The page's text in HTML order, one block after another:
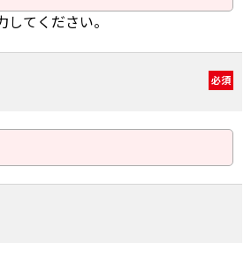
てください。
必須